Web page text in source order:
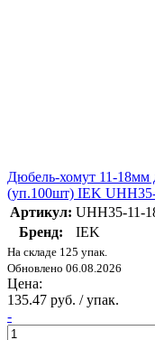
Дюбель-хомут 11-18мм
(уп.100шт) IEK
Артикул: UHH35-11-
Бренд:
IEK
На складе 125 упак.
Обновлено 06.08.2026
Цена:
135.47 руб. / упак.
-